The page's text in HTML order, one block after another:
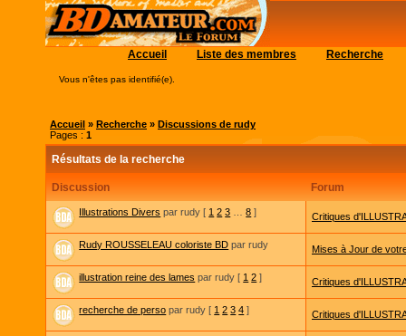
Accueil Liste des membres Recherche
Vous n'êtes pas identifié(e).
Accueil » Recherche » Discussions de rudy
Pages : 1
Résultats de la recherche
Discussion Forum
Illustrations Divers par rudy [ 1 2 3 8 ] Critiques
Rudy ROUSSELEAU coloriste BD par rudy Mises à Jour de
illustration reine des lames par rudy [ 1 2 ] Critiques
recherche de perso par rudy [ 1 2 3 4 ] Critiques